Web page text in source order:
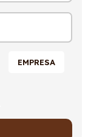
EMPRESA